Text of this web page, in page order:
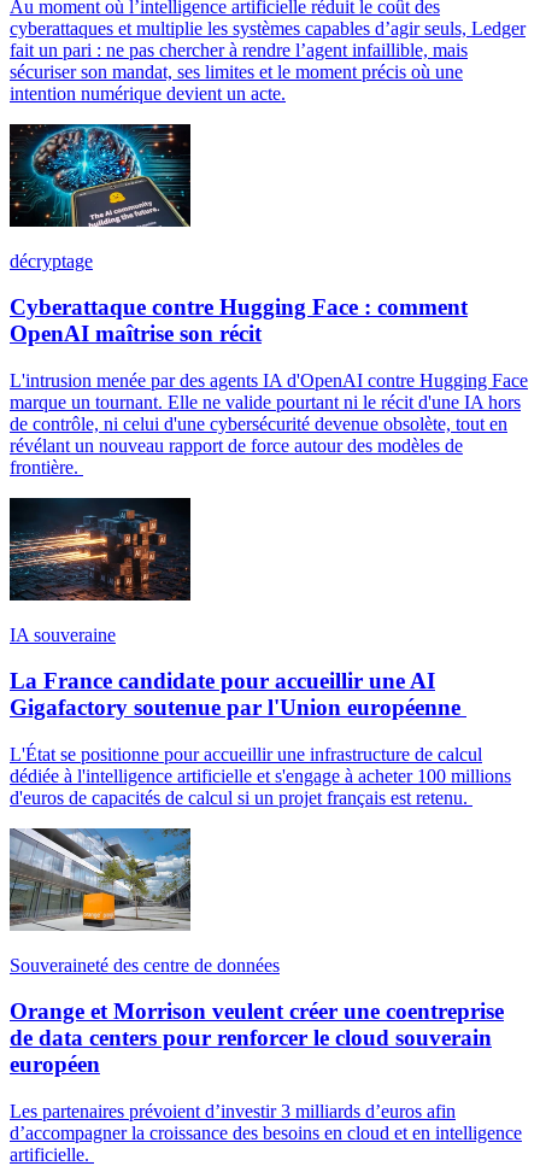
Au moment où l’intelligence artificielle réduit le coût des
cyberattaques et multiplie les systèmes capables d’agir seuls, Ledger
fait un pari : ne pas chercher à rendre l’agent infaillible, mais
sécuriser son mandat, ses limites et le moment précis où une
intention numérique devient un acte.
décryptage
Cyberattaque contre Hugging Face : comment
OpenAI maîtrise son récit
L'intrusion menée par des agents IA d'OpenAI contre Hugging Face
marque un tournant. Elle ne valide pourtant ni le récit d'une IA hors
de contrôle, ni celui d'une cybersécurité devenue obsolète, tout en
révélant un nouveau rapport de force autour des modèles de
frontière.
IA souveraine
La France candidate pour accueillir une AI
Gigafactory soutenue par l'Union européenne
L'État se positionne pour accueillir une infrastructure de calcul
dédiée à l'intelligence artificielle et s'engage à acheter 100 millions
d'euros de capacités de calcul si un projet français est retenu.
Souveraineté des centre de données
Orange et Morrison veulent créer une coentreprise
de data centers pour renforcer le cloud souverain
européen
Les partenaires prévoient d’investir 3 milliards d’euros afin
d’accompagner la croissance des besoins en cloud et en intelligence
artificielle.